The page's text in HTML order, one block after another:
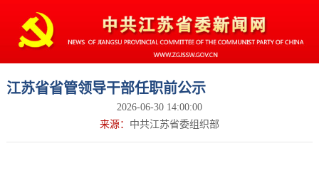
江苏省省管领导干部任职前公示
2026-06-30 14:00:00
来源： 中共江苏省委组织部